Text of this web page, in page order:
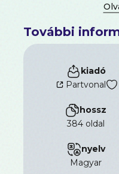
eleven kislányként
amikor elváltak a
rengeteget kellett
lévő apja miatt, s
neveltetésben
New Yorkban és
mindenhol nagy
körül. Ekkoriban
neki kell rendet
segítenie másokon,
színésznő válhasson
könnyen: nehéz
További
kiadó
Partvonal
hossz
384 oldal
nyelv
magyar